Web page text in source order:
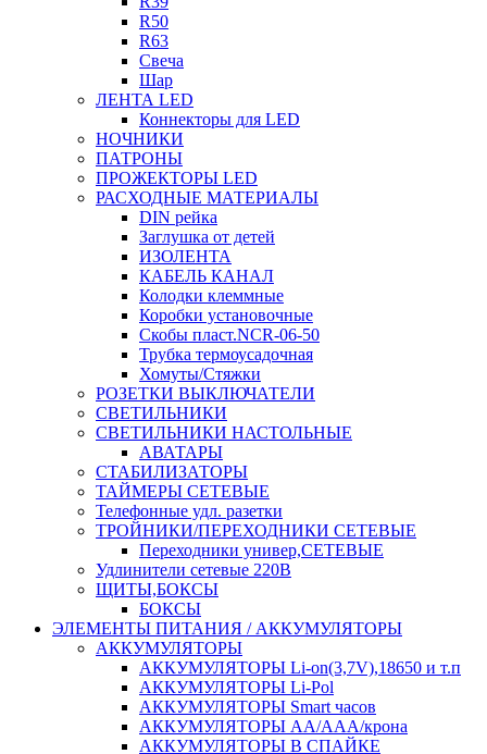
R50
R63
Свеча
Шар
ЛЕНТА LED
Коннекторы для LED
НОЧНИКИ
ПАТРОНЫ
ПРОЖЕКТОРЫ LED
РАСХОДНЫЕ МАТЕРИАЛЫ
DIN рейка
Заглушка от детей
ИЗОЛЕНТА
КАБЕЛЬ КАНАЛ
Колодки клеммные
Коробки установочные
Скобы пласт.NCR-06-50
Трубка термоусадочная
Хомуты/Стяжки
РОЗЕТКИ ВЫКЛЮЧАТЕЛИ
СВЕТИЛЬНИКИ
СВЕТИЛЬНИКИ НАСТОЛЬНЫЕ
АВАТАРЫ
СТАБИЛИЗАТОРЫ
ТАЙМЕРЫ СЕТЕВЫЕ
Телефонные удл. разетки
ТРОЙНИКИ/ПЕРЕХОДНИКИ СЕТЕВЫЕ
Переходники универ,СЕТЕВЫЕ
Удлинители сетевые 220В
ЩИТЫ,БОКСЫ
БОКСЫ
ЭЛЕМЕНТЫ ПИТАНИЯ / АККУМУЛЯТОРЫ
АККУМУЛЯТОРЫ
АККУМУЛЯТОРЫ Li-on(3,7V),18650 и т.п
АККУМУЛЯТОРЫ Li-Pol
АККУМУЛЯТОРЫ Smart часов
АККУМУЛЯТОРЫ АА/ААА/крона
АККУМУЛЯТОРЫ В СПАЙКЕ